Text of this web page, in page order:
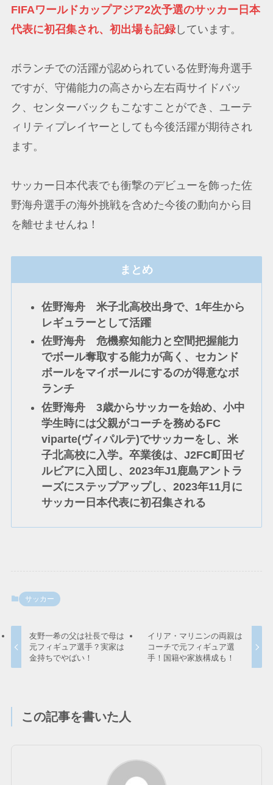
FIFAワールドカップアジア2次予選のサッカー日本
代表に初召集され、初出場も記録しています。
ボランチでの活躍が認められている佐野海舟選手
ですが、守備能力の高さから左右両サイドバッ
ク、センターバックもこなすことができ、ユーテ
ィリティプレイヤーとしても今後活躍が期待され
ます。
サッカー日本代表でも衝撃のデビューを飾った佐
野海舟選手の海外挑戦を含めた今後の動向から目
を離せませんね！
まとめ
佐野海舟 米子北高校出身で、1年生から
レギュラーとして活躍
佐野海舟 危機察知能力と空間把握能力
でボール奪取する能力が高く、セカンド
ボールをマイボールにするのが得意なボ
ランチ
佐野海舟 3歳からサッカーを始め、小中
学生時には父親がコーチを務めるFC
viparte(ヴィパルテ)でサッカーをし、米
子北高校に入学。卒業後は、J2FC町田ゼ
ルビアに入団し、2023年J1鹿島アントラ
ーズにステップアップし、2023年11月に
サッカー日本代表に初召集される
サッカー
友野一希の父は社長で母は
元フィギュア選手？実家は
金持ちでやばい！
イリア・マリニンの両親は
コーチで元フィギュア選
手！国籍や家族構成も！
この記事を書いた人